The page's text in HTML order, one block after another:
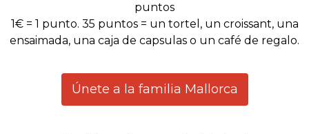
puntos
1€ = 1 punto. 35 puntos = un tortel, un croissant, una
ensaimada, una caja de capsulas o un café de regalo.
Únete a la familia Mallorca